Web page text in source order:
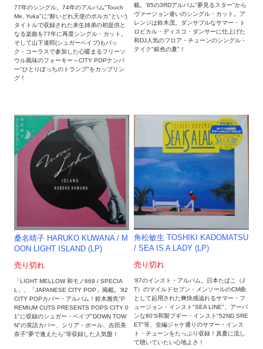
77年のシングル。74年のアルバム"Touch
Me, Yuka"に"酔いどれ天使のポルカ"という
タイトルで収録された来生姉弟の初提供と
なる楽曲を77年に再度シングル・カット。
そして山下達郎(シュガーベイブ)もバッ
ク・コーラスで参加した心暖まるフリーソ
ウル風味のフォーキー～CITY POPナンバ
ー"ひとりぼっちのトランプ"をカップリン
グ！
載。'85の3RDアルバム"夢見るスター"から
ヴァージョン違いのシングル・カット。ア
レンジは鈴木茂。ダンサブルなサマー・ト
ロピカル・ディスコ・ダンサーに仕上げた
和DJ人気のフロア・チューンのシングル・
テイク"銀色の夏"！
桑名晴子 HARUKO KUWANA / M
OON LIGHT ISLAND (LP)
売り切れ
「LIGHT MELLOW 和モノ669 / SPECIA
L」、「JAPANESE CITY POP」掲載。'82
CITY POPカバー・アルバム！鈴木雅尭"P
REMIUM CUTS PRESENTS POPS CITY 0
1"に収録のシュガー・ベイブ"DOWN TOW
N"の英語カバー、シリア・ポール、吉田美
奈子"夢で逢えたら"等収録した人気盤！
角松敏生 TOSHIKI KADOMATSU
/ SEA IS A LADY (LP)
売り切れ
'87のインスト・アルバム。日本たばこ（J
T）のマイルドセブン・メンソールのCM曲
として起用された爽快感溢れるサマー・フ
ュージョン・インスト"SEA LINE"、アーバ
ンな80'S和製ブギー・インスト"52ND SRE
ET"等、全編ジャケ通りのサマー・インス
ト・チューンをたっぷり収録！真夏に流し
て聴いていたい心地よさ！